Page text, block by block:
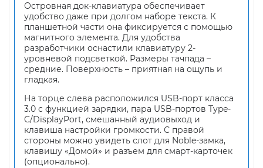
Островная док-клавиатура обеспечивает
удобство даже при долгом наборе текста. К
планшетной части она фиксируется с помощью
магнитного элемента. Для удобства
разработчики оснастили клавиатуру 2-
уровневой подсветкой. Размеры тачпада –
средние. Поверхность – приятная на ощупь и
гладкая.
На торце слева расположился USB-порт класса
3.0 с функцией зарядки, пара USB-портов Type-
C/DisplayPort, смешанный аудиовыход и
клавиша настройки громкости. С правой
стороны можно увидеть слот для Noble-замка,
клавишу «Домой» и разъем для смарт-карточек
(опционально).